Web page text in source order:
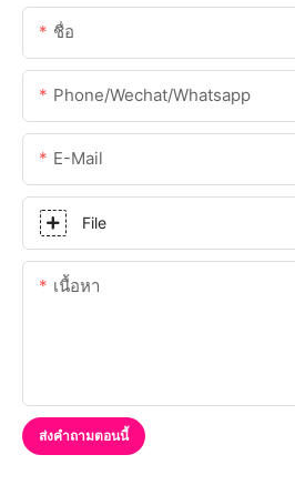
ชื่อ
Phone/Wechat/Whatsapp
E-Mail
File
เนื้อหา
ส่งคำถามตอนนี้